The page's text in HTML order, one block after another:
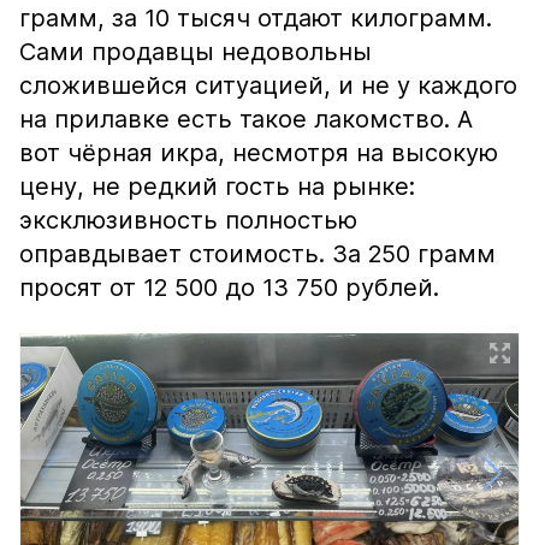
грамм, за 10 тысяч отдают килограмм.
Сами продавцы недовольны
сложившейся ситуацией, и не у каждого
на прилавке есть такое лакомство. А
вот чёрная икра, несмотря на высокую
цену, не редкий гость на рынке:
эксклюзивность полностью
оправдывает стоимость. За 250 грамм
просят от 12 500 до 13 750 рублей.